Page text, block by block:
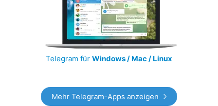
Telegram für Windows / Mac / Linux
Mehr Telegram-Apps anzeigen